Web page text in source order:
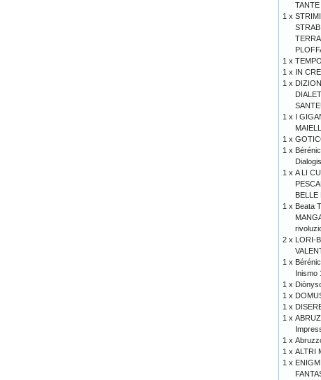
TANTE
1 x
TERRA
1 x
1 x IN
1 x
1 x I
1 x
1 x
1 x A LI
BELLE
1 x Beata
2 x LORI-
1 x
Inismo
1 x
1 x
1 x
1 x
1 x
1 x ALTRI
1 x